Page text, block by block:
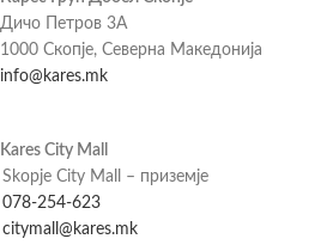
Дичо Петров 3А
1000 Скопје, Северна Македонија
info@kares.mk
Kares City Mall
Skopje City Mall – приземје
078-254-623
citymall@kares.mk